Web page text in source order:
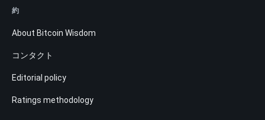
約
About Bitcoin Wisdom
コンタクト
Editorial policy
Ratings methodology